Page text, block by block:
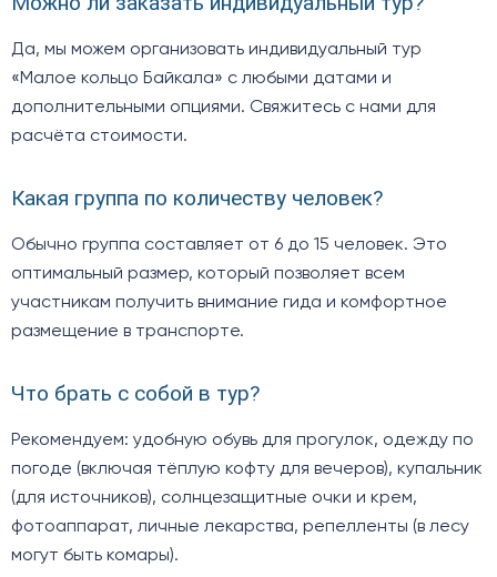
Да, мы можем организовать индивидуальный тур
«Малое кольцо Байкала» с любыми датами и
дополнительными опциями. Свяжитесь с нами для
расчёта стоимости.
Какая группа по количеству человек?
Обычно группа составляет от 6 до 15 человек. Это
оптимальный размер, который позволяет всем
участникам получить внимание гида и комфортное
размещение в транспорте.
Что брать с собой в тур?
Рекомендуем: удобную обувь для прогулок, одежду по
погоде (включая тёплую кофту для вечеров), купальник
(для источников), солнцезащитные очки и крем,
фотоаппарат, личные лекарства, репелленты (в лесу
могут быть комары).